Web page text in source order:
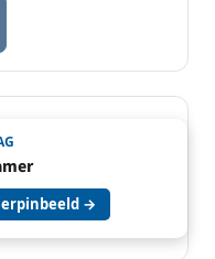
→